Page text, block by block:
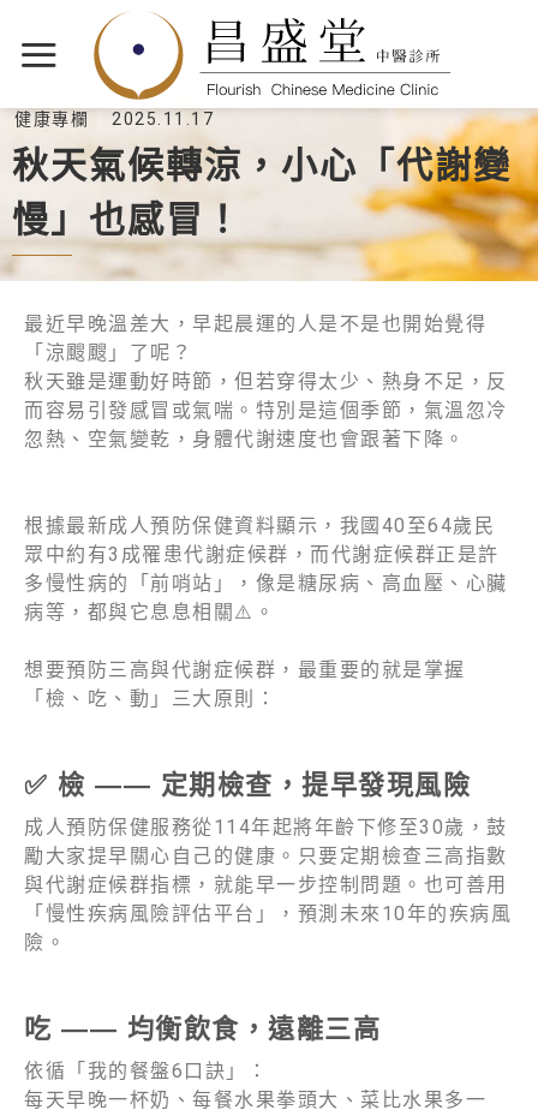
健康專欄 2025.11.17
秋天氣候轉涼，小心「代謝變
慢」也感冒！
最近早晚溫差大，早起晨運的人是不是也開始覺得
「涼颼颼」了呢？️
秋天雖是運動好時節，但若穿得太少、熱身不足，反
而容易引發感冒或氣喘。特別是這個季節，氣溫忽冷
忽熱、空氣變乾，身體代謝速度也會跟著下降。
根據最新成人預防保健資料顯示，我國40至64歲民
眾中約有3成罹患代謝症候群，而代謝症候群正是許
多慢性病的「前哨站」，像是糖尿病、高血壓、心臟
病等，都與它息息相關⚠️。
想要預防三高與代謝症候群，最重要的就是掌握
「檢、吃、動」三大原則：
✅ 檢 —— 定期檢查，提早發現風險
成人預防保健服務從114年起將年齡下修至30歲，鼓
勵大家提早關心自己的健康。只要定期檢查三高指數
與代謝症候群指標，就能早一步控制問題。也可善用
「慢性疾病風險評估平台」，預測未來10年的疾病風
險。
吃 —— 均衡飲食，遠離三高
依循「我的餐盤6口訣」：
每天早晚一杯奶、每餐水果拳頭大、菜比水果多一